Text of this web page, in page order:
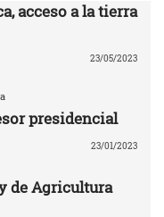
acceso a la tierra
23/05/2023
presidencial
23/01/2023
de Agricultura